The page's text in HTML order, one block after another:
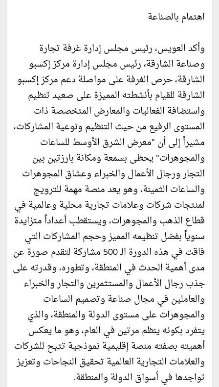
اهتمام بالصناعة
وأكد العويس، رئيس مجلس إدارة غرفة تجارة
وصناعة الشارقة، رئيس مجلس إدارة مركز إكسبو
الشارقة، حرص الغرفة على مواصلة دعم مركز إكسبو
الشارقة للقيام بأنشطته المميزة على صعيد تنظيم
واستضافة الفعاليات والمعارض المتخصصة ذات
المستوى الرفيع من حيث التنظيم ونوعية المشاركات،
مشيراً إلى أن "معرض الشرق الأوسط للساعات
والمجوهرات" يحظى بسمعة ومكانة بارزتين بين
التجار ورجال الأعمال والخبراء وعشاق المجوهرات
والساعات الثمينة، وهو يعد منصة مهمة للترويج
لمنتجات شركات وعلامات تجارية محلية وعالمية في
قطاع الذهب والمجوهرات، ويستقطب أعداداً متزايدة
سنوياً بفضل تنظيمه المميز وحجم المشاركات التي
فاقت في هذه الدورة الـ 500 مشاركة لتقدم صورة عن
مدى أهمية الحدث في المنطقة، وتطوره، وقدرته على
جذب رجال الأعمال والمستثمرين والتجار والخبراء
والعاملين في مجال صناعة وتصميم الساعات
والمجوهرات على مستوى الدولة والمنطقة، والذي
يتفرد بكونه ينظم مرتين في العام، وهو ما يعكس
أهميته بصفته منصة إقليمية نموذجية تتيح للشركات
والعلامات التجارية العالمية تحقيق النجاحات وتعزيز
تواجدها في أسواق الدولة والمنطقة.